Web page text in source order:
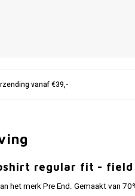
vanaf €39,-
regular fit - field
het merk Pre End. Gemaakt van